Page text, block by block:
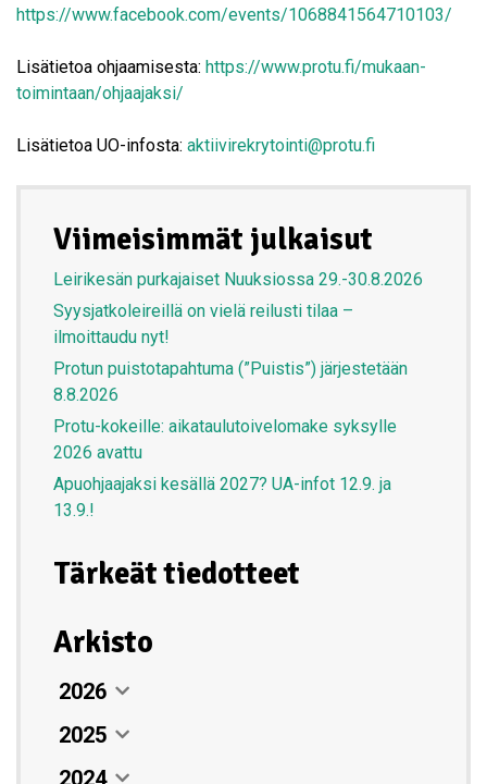
https://www.facebook.com/events/1068841564710103/
Lisätietoa ohjaamisesta: https://www.protu.fi/mukaan-
toimintaan/ohjaajaksi/
Lisätietoa UO-infosta: aktiivirekrytointi@protu.fi
Viimeisimmät julkaisut
Leirikesän purkajaiset Nuuksiossa 29.-30.8.2026
Syysjatkoleireillä on vielä reilusti tilaa –
ilmoittaudu nyt!
Protun puistotapahtuma (”Puistis”) järjestetään
8.8.2026
Protu-kokeille: aikataulutoivelomake syksylle
2026 avattu
Apuohjaajaksi kesällä 2027? UA-infot 12.9. ja
13.9.!
Tärkeät tiedotteet
Arkisto
2026
Elokuu
07. elokuun 2026
Heinäkuu
2025
Joulukuu
2024